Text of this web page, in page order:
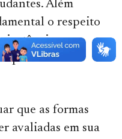
Além
o respeito
instâncias
do
que as formas
avaliadas em sua